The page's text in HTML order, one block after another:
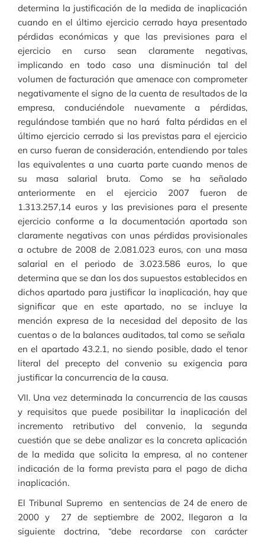
determina la justificación de la medida de inaplicación
cuando en el último ejercicio cerrado haya presentado
pérdidas económicas y que las previsiones para el
ejercicio en curso sean claramente negativas,
implicando en todo caso una disminución tal del
volumen de facturación que amenace con comprometer
negativamente el signo de la cuenta de resultados de la
empresa, conduciéndole nuevamente a pérdidas,
regulándose también que no hará falta pérdidas en el
último ejercicio cerrado si las previstas para el ejercicio
en curso fueran de consideración, entendiendo por tales
las equivalentes a una cuarta parte cuando menos de
su masa salarial bruta. Como se ha señalado
anteriormente en el ejercicio 2007 fueron de
1.313.257,14 euros y las previsiones para el presente
ejercicio conforme a la documentación aportada son
claramente negativas con unas pérdidas provisionales
a octubre de 2008 de 2.081.023 euros, con una masa
salarial en el periodo de 3.023.586 euros, lo que
determina que se dan los dos supuestos establecidos en
dichos apartado para justificar la inaplicación, hay que
significar que en este apartado, no se incluye la
mención expresa de la necesidad del deposito de las
cuentas o de la balances auditados, tal como se señala
en el apartado 43.2.1, no siendo posible, dado el tenor
literal del precepto del convenio su exigencia para
justificar la concurrencia de la causa.
VII. Una vez determinada la concurrencia de las causas
y requisitos que puede posibilitar la inaplicación del
incremento retributivo del convenio, la segunda
cuestión que se debe analizar es la concreta aplicación
de la medida que solicita la empresa, al no contener
indicación de la forma prevista para el pago de dicha
inaplicación.
El Tribunal Supremo en sentencias de 24 de enero de
2000 y 27 de septiembre de 2002, llegaron a la
siguiente doctrina, “debe recordarse con carácter